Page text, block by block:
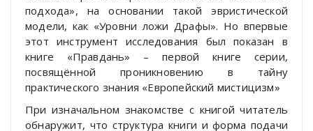
подхода», на основании такой эвристической
модели, как «Уровни ложи Драфы». Но впервые
этот инструмент исследования был показан в
книге «Правдань» – первой книге серии,
посвящённой проникновению в тайну
практического знания «Европейский мистицизм»
При изначальном знакомстве с книгой читатель
обнаружит, что структура книги и форма подачи